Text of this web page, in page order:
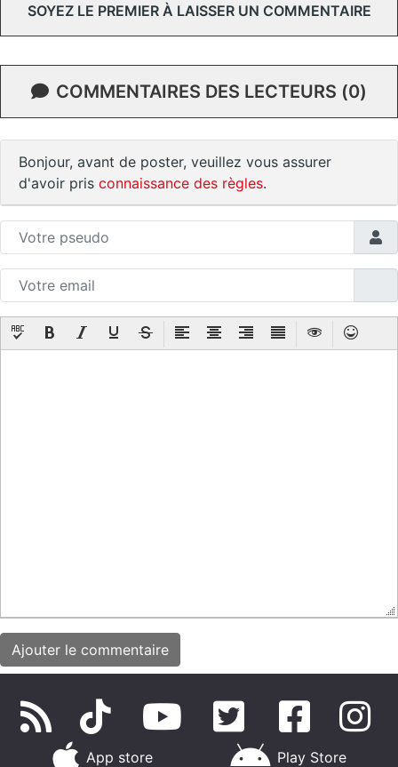
SOYEZ LE PREMIER À LAISSER UN COMMENTAIRE
COMMENTAIRES DES LECTEURS (0)
Bonjour, avant de poster, veuillez vous assurer
d'avoir pris connaissance des règles.
App store Play Store